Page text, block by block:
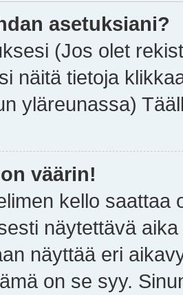
asetuksiani?
(Jos olet
näitä tietoja
yläreunassa)
väärin!
kello saattaa
näytettävä
näyttää eri
on se syy.